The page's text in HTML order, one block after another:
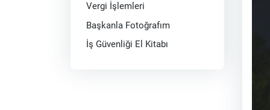
Vergi İşlemleri
Başkanla Fotoğrafım
İş Güvenliği El Kitabı